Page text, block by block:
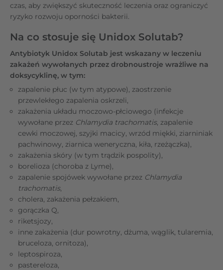
czas, aby zwiększyć skuteczność leczenia oraz ograniczyć
ryzyko rozwoju oporności bakterii.
Na co stosuje się Unidox Solutab?
Antybiotyk Unidox Solutab jest wskazany w leczeniu
zakażeń wywołanych przez drobnoustroje wrażliwe na
doksycyklinę, w tym:
zapalenie płuc (w tym atypowe), zaostrzenie
przewlekłego zapalenia oskrzeli,
zakażenia układu moczowo-płciowego (infekcje
wywołane przez Chlamydia trachomatis, zapalenie
cewki moczowej, szyjki macicy, wrzód miękki, ziarniniak
pachwinowy, ziarnica weneryczna, kiła, rzeżączka),
zakażenia skóry (w tym trądzik pospolity),
borelioza (choroba z Lyme),
zapalenie spojówek wywołane przez Chlamydia
trachomatis,
cholera, zakażenia pełzakiem,
gorączka Q,
riketsjozy,
inne zakażenia (dur powrotny, dżuma, wąglik, tularemia,
bruceloza, ornitoza),
leptospiroza,
pastereloza,